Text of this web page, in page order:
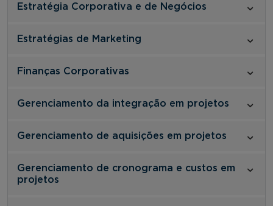
Estratégia Corporativa e de Negócios
Estratégias de Marketing
Finanças Corporativas
Gerenciamento da integração em projetos
Gerenciamento de aquisições em projetos
Gerenciamento de cronograma e custos em
projetos